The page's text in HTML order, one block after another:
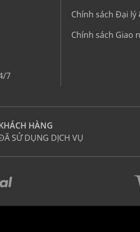
7
Chính sách Đại lý
Chính sách Giao
HÀNG
SỬ DỤNG DỊCH VỤ